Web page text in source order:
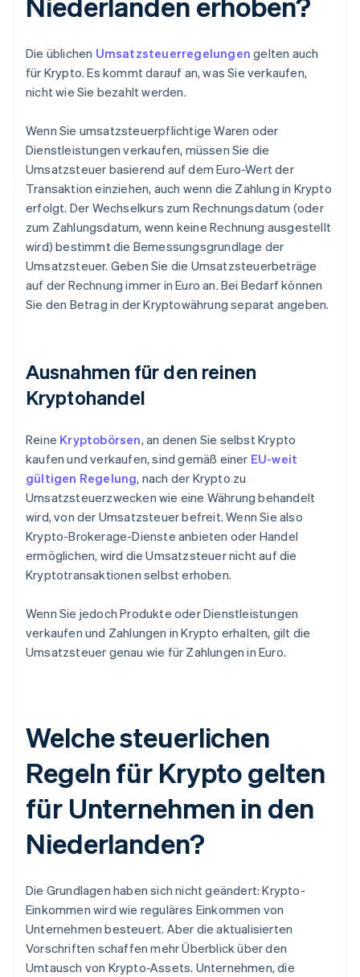
Die üblichen Umsatzsteuerregelungen gelten auch
für Krypto. Es kommt darauf an, was Sie verkaufen,
nicht wie Sie bezahlt werden.
Wenn Sie umsatzsteuerpflichtige Waren oder
Dienstleistungen verkaufen, müssen Sie die
Umsatzsteuer basierend auf dem Euro-Wert der
Transaktion einziehen, auch wenn die Zahlung in Krypto
erfolgt. Der Wechselkurs zum Rechnungsdatum (oder
zum Zahlungsdatum, wenn keine Rechnung ausgestellt
wird) bestimmt die Bemessungsgrundlage der
Umsatzsteuer. Geben Sie die Umsatzsteuerbeträge
auf der Rechnung immer in Euro an. Bei Bedarf können
Sie den Betrag in der Kryptowährung separat angeben.
Ausnahmen für den reinen
Kryptohandel
Reine Kryptobörsen, an denen Sie selbst Krypto
kaufen und verkaufen, sind gemäß einer EU-weit
gültigen Regelung, nach der Krypto zu
Umsatzsteuerzwecken wie eine Währung behandelt
wird, von der Umsatzsteuer befreit. Wenn Sie also
Krypto-Brokerage-Dienste anbieten oder Handel
ermöglichen, wird die Umsatzsteuer nicht auf die
Kryptotransaktionen selbst erhoben.
Wenn Sie jedoch Produkte oder Dienstleistungen
verkaufen und Zahlungen in Krypto erhalten, gilt die
Umsatzsteuer genau wie für Zahlungen in Euro.
Welche steuerlichen
Regeln für Krypto gelten
für Unternehmen in den
Niederlanden?
Die Grundlagen haben sich nicht geändert: Krypto-
Einkommen wird wie reguläres Einkommen von
Unternehmen besteuert. Aber die aktualisierten
Vorschriften schaffen mehr Überblick über den
Umtausch von Krypto-Assets. Unternehmen, die